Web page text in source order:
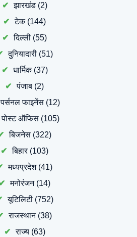
झारखंड(2)
टेक(144)
दिल्ली (55)
दुनियादारी(51)
धार्मिक(37)
पंजाब (2)
पर्सनल फाइनेंस (12)
पोस्ट ऑफिस(105)
बिजनेस (322)
बिहार(103)
मध्यप्रदेश(41)
मनोरंजन(14)
यूटिलिटी(752)
राजस्थान(38)
राज्य(63)